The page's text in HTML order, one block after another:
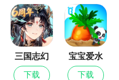
参上，完成活动掉落黑科
具。
下一小坨，收货一卡车！
放着我来！
三国志幻
想大陆
下载
宝宝爱水
果蔬菜
下载